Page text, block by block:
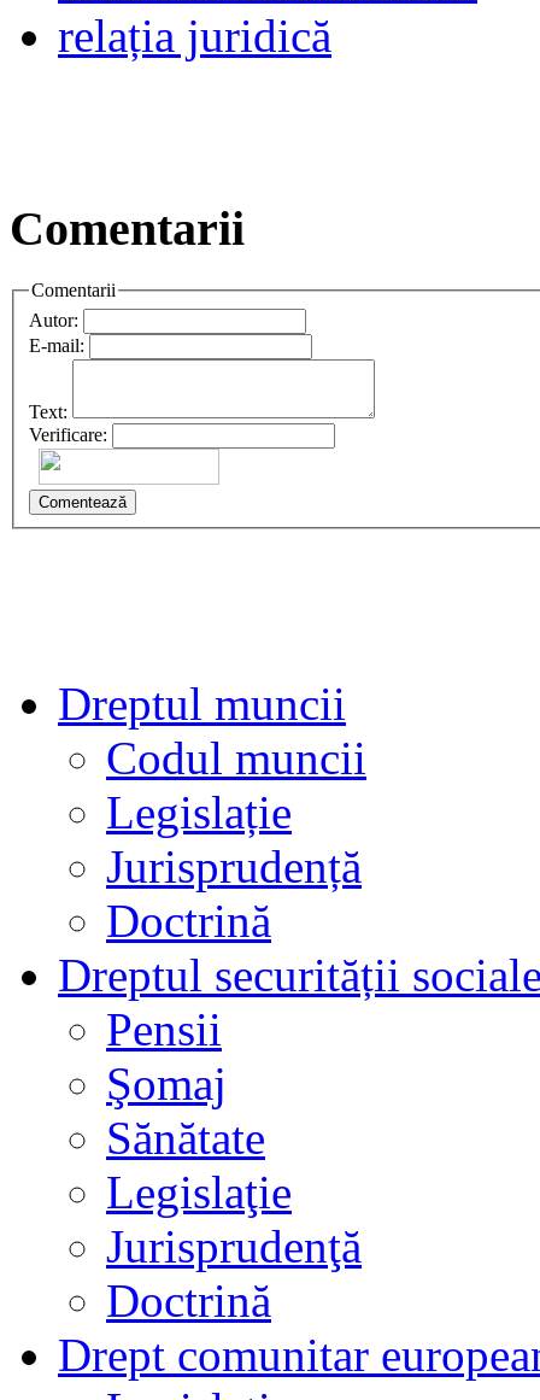
relația juridică
Comentarii
Comentarii
Autor:
E-mail:
Text:
Verificare:
Comentează
Dreptul muncii
Codul muncii
Legislație
Jurisprudență
Doctrină
Dreptul securității
Pensii
Şomaj
Sănătate
Legislaţie
Jurisprudenţă
Doctrină
Drept comunitar